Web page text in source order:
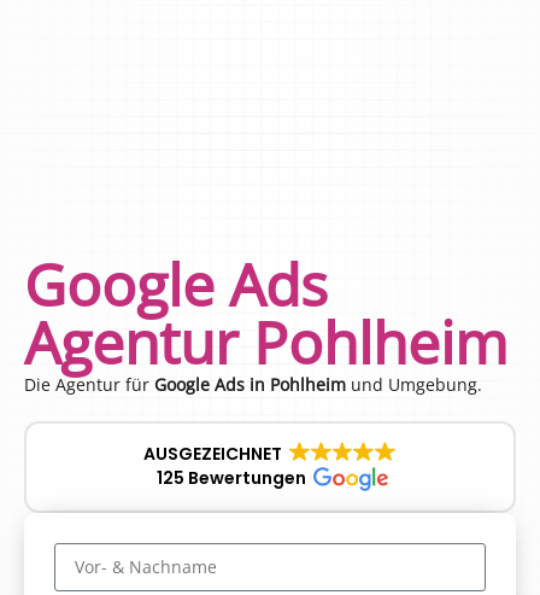
Google Ads
Agentur Pohlheim
Die Agentur für Google Ads in Pohlheim und Umgebung.
AUSGEZEICHNET
125 Bewertungen